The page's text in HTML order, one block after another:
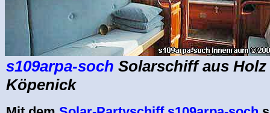
s109arpa-soch Solarschiff aus
Köpenick